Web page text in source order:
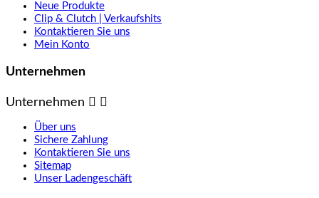
Neue Produkte
Clip & Clutch | Verkaufshits
Kontaktieren Sie uns
Mein Konto
Unternehmen
Unternehmen  
Über uns
Sichere Zahlung
Kontaktieren Sie uns
Sitemap
Unser Ladengeschäft